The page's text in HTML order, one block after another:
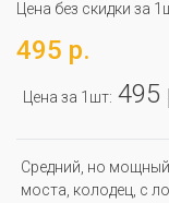
Цена без скидки за
495 р.
Цена за 1шт: 495
Средний, но
моста, колодец, с